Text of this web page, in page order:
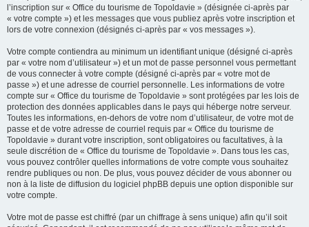
l’inscription sur « Office du tourisme de Topoldavie » (désignée ci-après par
« votre compte ») et les messages que vous publiez après votre inscription et
lors de votre connexion (désignés ci-après par « vos messages »).
Votre compte contiendra au minimum un identifiant unique (désigné ci-après
par « votre nom d’utilisateur ») et un mot de passe personnel vous permettant
de vous connecter à votre compte (désigné ci-après par « votre mot de
passe ») et une adresse de courriel personnelle. Les informations de votre
compte sur « Office du tourisme de Topoldavie » sont protégées par les lois de
protection des données applicables dans le pays qui héberge notre serveur.
Toutes les informations, en-dehors de votre nom d’utilisateur, de votre mot de
passe et de votre adresse de courriel requis par « Office du tourisme de
Topoldavie » durant votre inscription, sont obligatoires ou facultatives, à la
seule discrétion de « Office du tourisme de Topoldavie ». Dans tous les cas,
vous pouvez contrôler quelles informations de votre compte vous souhaitez
rendre publiques ou non. De plus, vous pouvez décider de vous abonner ou
non à la liste de diffusion du logiciel phpBB depuis une option disponible sur
votre compte.
Votre mot de passe est chiffré (par un chiffrage à sens unique) afin qu’il soit